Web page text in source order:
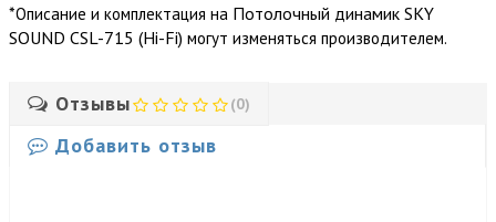
*Описание и комплектация на Потолочный динамик SKY
SOUND CSL-715 (Hi-Fi) могут изменяться производителем.
Отзывы (0)
Добавить отзыв